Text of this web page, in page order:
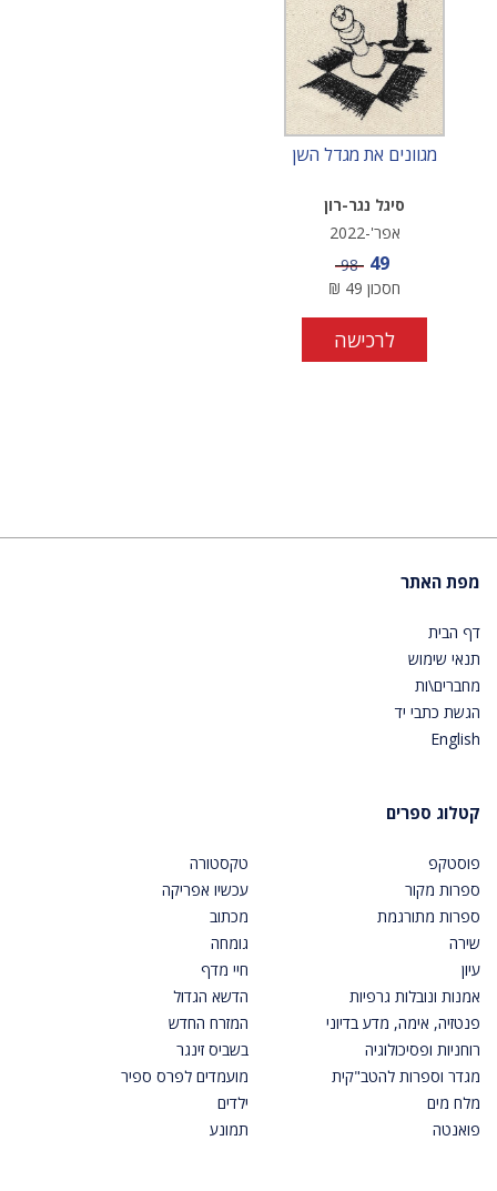
מגוונים את מגדל השן
סיגל נגר-רון
אפר'-2022
מחיר מבצע
49 מחיר
98
חסכון 49
₪
לרכישה
מפת האתר
דף הבית
תנאי שימוש
מחברים\ות
הגשת כתבי יד
English
קטלוג ספרים
פוסטקפ
ספרות מקור
ספרות מתורגמת
שירה
עיון
אמנות ונובלות גרפיות
פנטזיה, אימה, מדע בדיוני
רוחניות ופסיכולוגיה
מגדר וספרות להטב"קית
מלח מים
פואנטה
טקסטורה
עכשיו אפריקה
מכתוב
גומחה
חיי מדף
הדשא הגדול
המזרח החדש
בשביס זינגר
מועמדים לפרס ספיר
ילדים
תמונע